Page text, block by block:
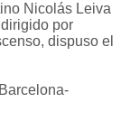
Nicolás Leiva
por
dispuso el